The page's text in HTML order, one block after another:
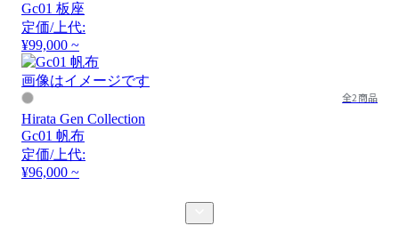
Gc01 板座
定価/上代:
¥99,000 ~
画像はイメージです
全2商品
Hirata Gen Collection
Gc01 帆布
定価/上代:
¥96,000 ~